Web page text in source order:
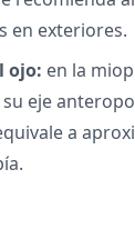
en exteriores.
ojo: en la
eje
a